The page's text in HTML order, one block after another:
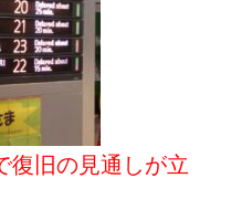
復旧の見通しが立